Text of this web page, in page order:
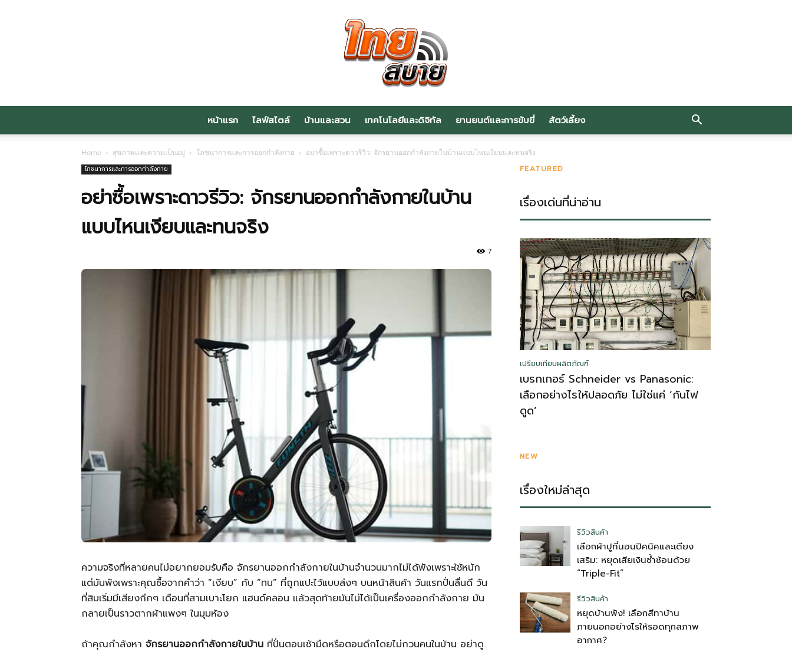
ตี้
ไทย
หน้าแรก ไลฟ์สไตล์ บ้านและสวน เทคโนโลยีและดิจิทัล ยานยนต์และการขับขี่ สัตว์เลี้ยง
Home สุขภาพและความเป็นอยู่ โภชนาการและการออกกำลังกาย อย่าซื้อเพราะดาวรีวิว: จักรยานออกกำลังกายในบ้านแบบไหนเงียบและทนจริง
โภชนาการและการออกกำลังกาย
อย่าซื้อเพราะดาวรีวิว: จักรยานออกกำลังกายในบ้าน
แบบไหนเงียบและทนจริง
7
ความจริงที่หลายคนไม่อยากยอมรับคือ จักรยานออกกำลังกายในบ้านจำนวนมากไม่ได้พังเพราะใช้หนัก
แต่มันพังเพราะคุณซื้อจากคำว่า “เงียบ” กับ “ทน” ที่ถูกแปะไว้แบบส่งๆ บนหน้าสินค้า วันแรกปั่นลื่นดี วัน
ที่สิบเริ่มมีเสียงกึกๆ เดือนที่สามเบาะโยก แฮนด์คลอน แล้วสุดท้ายมันไม่ได้เป็นเครื่องออกกำลังกาย มัน
กลายเป็นราวตากผ้าแพงๆ ในมุมห้อง
ถ้าคุณกำลังหา จักรยานออกกำลังกายในบ้าน ที่ปั่นตอนเช้ามืดหรือตอนดึกโดยไม่กวนคนในบ้าน อย่าดู
FEATURED
เรื่องเด่นที่น่าอ่าน
เปรียบเทียบผลิตภัณฑ์
เบรกเกอร์ Schneider vs Panasonic:
เลือกอย่างไรให้ปลอดภัย ไม่ใช่แค่ ‘กันไฟ
ดูด’
NEW
เรื่องใหม่ล่าสุด
รีวิวสินค้า
เลือกผ้าปูที่นอนปิคนิคและเตียง
เสริม: หยุดเสียเงินซ้ำซ้อนด้วย
“Triple-Fit”
รีวิวสินค้า
หยุดบ้านพัง! เลือกสีทาบ้าน
ภายนอกอย่างไรให้รอดทุกสภาพ
อากาศ?